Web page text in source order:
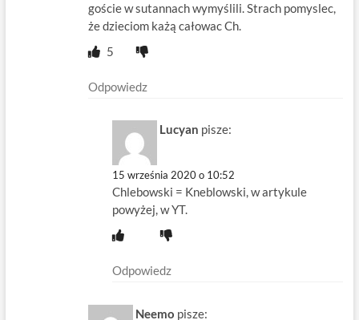
goście w sutannach wymyślili. Strach pomyslec,
że dzieciom każą całowac Ch.
5
Odpowiedz
Lucyan pisze:
15 września 2020 o 10:52
Chlebowski = Kneblowski, w artykule
powyżej, w YT.
Odpowiedz
Neemo pisze: